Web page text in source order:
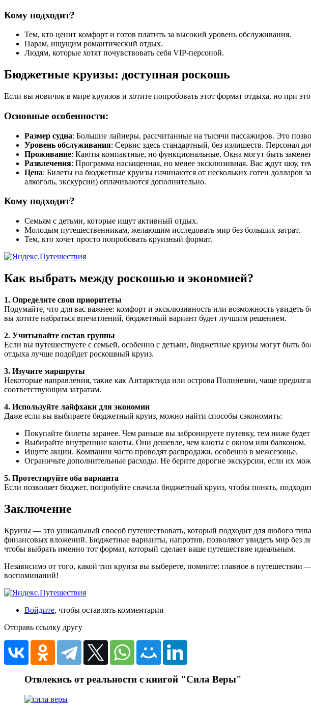
Кому подходит?
Тем, кто ценит комфорт и готов платить за высокий уровень обслуживания.
Парам, ищущим романтический отдых.
Людям, которые хотят почувствовать себя VIP-персоной.
Бюджетные круизы: доступная роскошь
Если вы новичок в мире круизов и хотите попробовать этот формат отдыха, но при
Основные особенности:
Размер судна: Большие лайнеры, рассчитанные на тысячи пассажиров. Это
Уровень обслуживания: Сервис здесь стандартный, без излишеств. Персонал
Проживание: Каюты компактные, но функциональные. Окна могут быть
Развлечения: Программа насыщенная, но менее эксклюзивная. Вас ждут шоу,
Цена: Билеты на бюджетные круизы начинаются от нескольких сотен долларов
алкоголь, экскурсии) оплачиваются дополнительно.
Кому подходит?
Семьям с детьми, которые ищут активный отдых.
Молодым путешественникам, желающим исследовать мир без больших затрат.
Тем, кто хочет просто попробовать круизный формат.
Как выбрать между роскошью и экономией?
1. Определите свои приоритеты
Подумайте, что для вас важнее: комфорт и эксклюзивность или возможность
вы хотите набраться впечатлений, бюджетный вариант будет лучшим решением.
2. Учитывайте состав группы
Если вы путешествуете с семьей, особенно с детьми, бюджетные круизы могут быть
отдыха лучше подойдет роскошный круиз.
3. Изучите маршруты
Некоторые направления, такие как Антарктида или острова Полинезии, чаще
соответствующим затратам.
4. Используйте лайфхаки для экономии
Даже если вы выбираете бюджетный круиз, можно найти способы сэкономить:
Покупайте билеты заранее. Чем раньше вы забронируете путевку, тем ниже
Выбирайте внутренние каюты. Они дешевле, чем каюты с окном или балконом.
Ищите акции. Компании часто проводят распродажи, особенно в межсезонье.
Ограничьте дополнительные расходы. Не берите дорогие экскурсии, если их
5. Протестируйте оба варианта
Если позволяет бюджет, попробуйте сначала бюджетный круиз, чтобы понять,
Заключение
Круизы — это уникальный способ путешествовать, который подходит для любого
финансовых вложений. Бюджетные варианты, напротив, позволяют увидеть мир без
чтобы выбрать именно тот формат, который сделает ваше путешествие идеальным.
Независимо от того, какой тип круиза вы выберете, помните: главное в
воспоминаний!
Войдите, чтобы оставлять комментарии
Отправь ссылку другу
Отвлекись от реальности с книгой "Сила Веры"